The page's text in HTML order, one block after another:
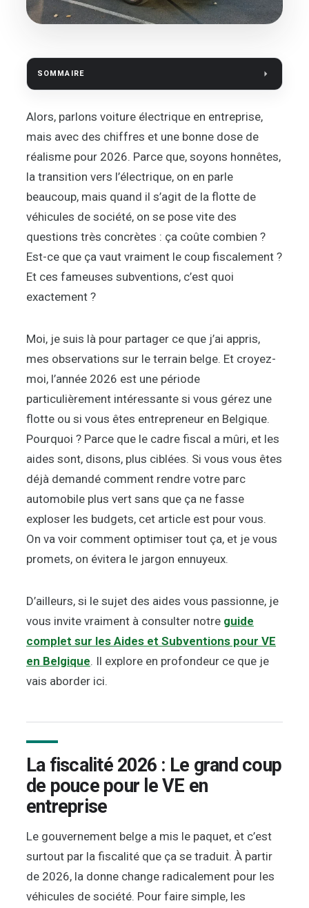
SOMMAIRE
Alors, parlons voiture électrique en entreprise,
mais avec des chiffres et une bonne dose de
réalisme pour 2026. Parce que, soyons honnêtes,
la transition vers l’électrique, on en parle
beaucoup, mais quand il s’agit de la flotte de
véhicules de société, on se pose vite des
questions très concrètes : ça coûte combien ?
Est-ce que ça vaut vraiment le coup fiscalement ?
Et ces fameuses subventions, c’est quoi
exactement ?
Moi, je suis là pour partager ce que j’ai appris,
mes observations sur le terrain belge. Et croyez-
moi, l’année 2026 est une période
particulièrement intéressante si vous gérez une
flotte ou si vous êtes entrepreneur en Belgique.
Pourquoi ? Parce que le cadre fiscal a mûri, et les
aides sont, disons, plus ciblées. Si vous vous êtes
déjà demandé comment rendre votre parc
automobile plus vert sans que ça ne fasse
exploser les budgets, cet article est pour vous.
On va voir comment optimiser tout ça, et je vous
promets, on évitera le jargon ennuyeux.
D’ailleurs, si le sujet des aides vous passionne, je
vous invite vraiment à consulter notre guide
complet sur les Aides et Subventions pour VE
en Belgique. Il explore en profondeur ce que je
vais aborder ici.
La fiscalité 2026 : Le grand coup
de pouce pour le VE en
entreprise
Le gouvernement belge a mis le paquet, et c’est
surtout par la fiscalité que ça se traduit. À partir
de 2026, la donne change radicalement pour les
véhicules de société. Pour faire simple, les